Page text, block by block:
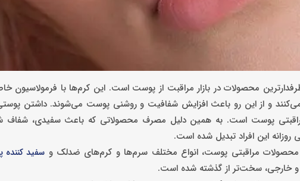
محصولات در بازار مراقبت از پوست است. این کرم‌ها با
و از این رو باعث افزایش شفافیت و روشنی پوست می‌شوند. داشتن
پوست است. به همین دلیل مصرف محصولاتی که باعث سفیدی،
این افراد تبدیل شده است.
محصولات مراقبتی پوست، انواع مختلف سرم‌ها و کرم‌های ضدلک و سفید
و خارجی، سخت‌تر از گذشته شده است.